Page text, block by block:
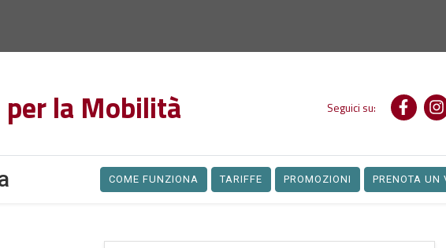
per la Mobilità Seguici su:
COME FUNZIONA TARIFFE PROMOZIONI PRENOTA UN